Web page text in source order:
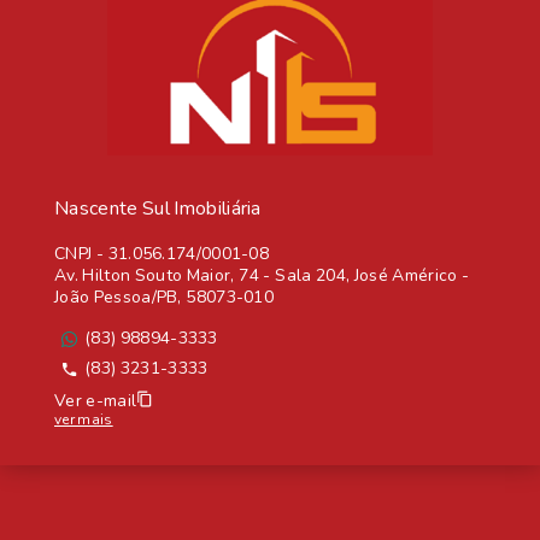
Nascente Sul Imobiliária
CNPJ - 31.056.174/0001-08
Av. Hilton Souto Maior, 74 - Sala 204, José Américo -
João Pessoa/PB, 58073-010
(83) 98894-3333
(83) 3231-3333
Ver e-mail
ver mais